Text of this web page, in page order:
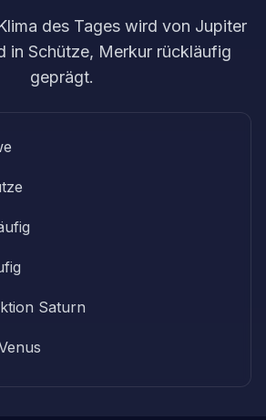
des Tages wird von Jupiter
in Schütze, Merkur rückläufig
geprägt.
Saturn